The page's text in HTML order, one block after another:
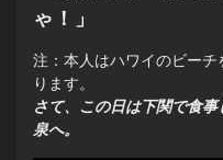
ゃ！」
注：本人はハワイのビー
ります。
さて、この日は下関で食
泉へ。